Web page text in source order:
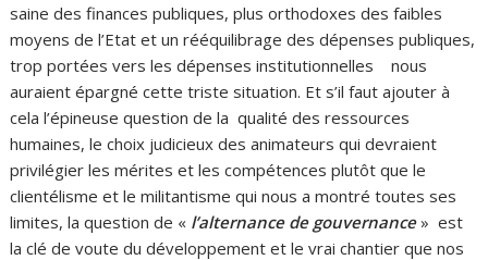
saine des finances publiques, plus orthodoxes des faibles
moyens de l’Etat et un rééquilibrage des dépenses publiques,
trop portées vers les dépenses institutionnelles nous
auraient épargné cette triste situation. Et s’il faut ajouter à
cela l’épineuse question de la qualité des ressources
humaines, le choix judicieux des animateurs qui devraient
privilégier les mérites et les compétences plutôt que le
clientélisme et le militantisme qui nous a montré toutes ses
limites, la question de « l’alternance de gouvernance» est
la clé de voute du développement et le vrai chantier que nos